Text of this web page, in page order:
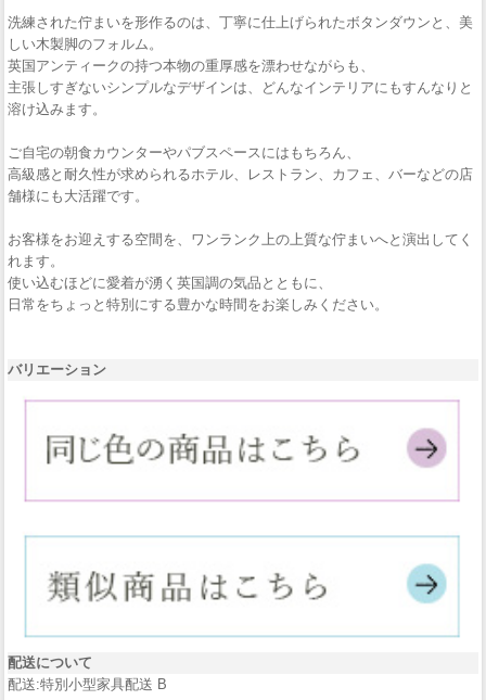
洗練された佇まいを形作るのは、丁寧に仕上げられたボタンダウンと、美
しい木製脚のフォルム。
英国アンティークの持つ本物の重厚感を漂わせながらも、
主張しすぎないシンプルなデザインは、どんなインテリアにもすんなりと
溶け込みます。
ご自宅の朝食カウンターやパブスペースにはもちろん、
高級感と耐久性が求められるホテル、レストラン、カフェ、バーなどの店
舗様にも大活躍です。
お客様をお迎えする空間を、ワンランク上の上質な佇まいへと演出してく
れます。
使い込むほどに愛着が湧く英国調の気品とともに、
日常をちょっと特別にする豊かな時間をお楽しみください。
バリエーション
配送について
配送:特別小型家具配送 B